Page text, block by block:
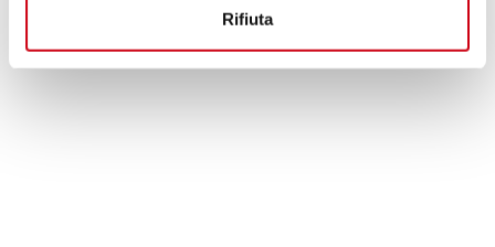
Rifiuta